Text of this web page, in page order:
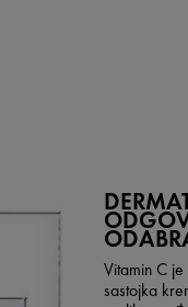
Vitamin C
sastojka